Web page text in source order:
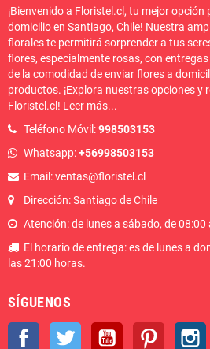
radiante de alegría con nuestro
magnífico ramo de 100 rosas
amarillas!
¡Bienvenido a Floristel.cl, tu mejor opción
domicilio en Santiago, Chile! Nuestra
florales te permitirá sorprender a tus
flores, especialmente rosas, con
de la comodidad de enviar flores a
productos. ¡Explora nuestras opciones y
Floristel.cl! Leer más...
Teléfono Móvil:998503153
Whatsapp:+56998503153
Email: ventas@floristel.cl
Dirección: Santiago de Chile
Atención: de lunes a sábado, de 08:00
El horario de entrega: es de lunes a
las 21:00 horas.
SÍGUENOS
Facebook Twitter YouTube Pinterest